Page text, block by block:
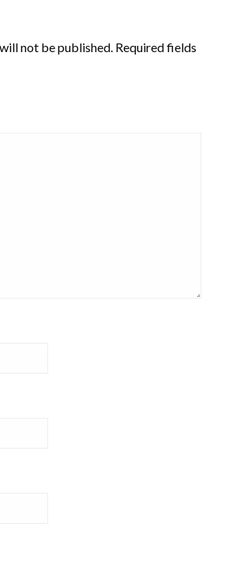
not be published. Required fields